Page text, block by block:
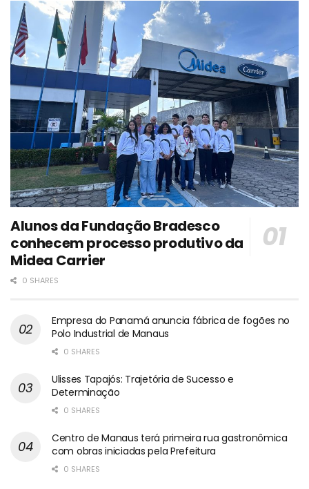
Alunos da Fundação Bradesco
conhecem processo produtivo da
Midea Carrier
0 SHARES
Empresa do Panamá anuncia fábrica de fogões no
Polo Industrial de Manaus
0 SHARES
Ulisses Tapajós: Trajetória de Sucesso e
Determinação
0 SHARES
Centro de Manaus terá primeira rua gastronômica
com obras iniciadas pela Prefeitura
0 SHARES